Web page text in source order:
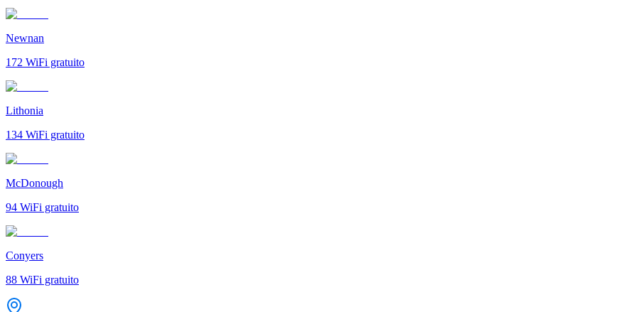
Newnan
172 WiFi gratuito
Lithonia
134 WiFi gratuito
McDonough
94 WiFi gratuito
Conyers
88 WiFi gratuito